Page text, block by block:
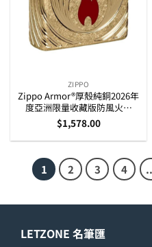
ZIPPO
Zippo Armor®厚殼純銅2026年
度亞洲限量收藏版防風火機
(ZPO-47219)
$1,578.00
1 2 3 4
LETZONE 名筆匯